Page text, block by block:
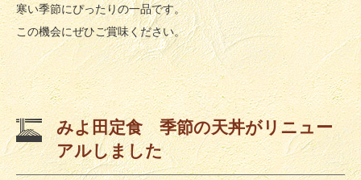
寒い季節にぴったりの一品です。
この機会にぜひご賞味ください。
みよ田定食 季節の天丼がリニュー
アルしました